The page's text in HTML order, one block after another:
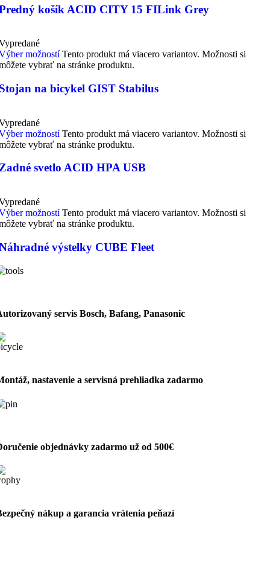
košík ACID CITY 15 FILink Grey
možností Tento produkt má viacero variantov. Možnosti si
vybrať na stránke produktu.
na bicykel GIST Stabilus
možností Tento produkt má viacero variantov. Možnosti si
vybrať na stránke produktu.
svetlo ACID HPA USB
možností Tento produkt má viacero variantov. Možnosti si
vybrať na stránke produktu.
výstelky CUBE Fleet
servis Bosch, Bafang, Panasonic
nastavenie a servisná prehliadka zadarmo
objednávky zadarmo už od 500€
nákup a garancia vrátenia peňazí